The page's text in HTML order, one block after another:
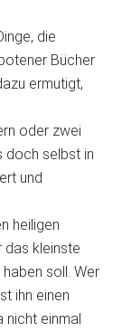
die
Bücher
ermutigt,
oder zwei
doch selbst in
und
heiligen
das kleinste
soll. Wer
ihn einen
nicht einmal